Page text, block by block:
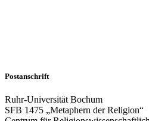
Postanschrift
Ruhr-Universität Bochum
SFB 1475 „Metaphern der Religion“